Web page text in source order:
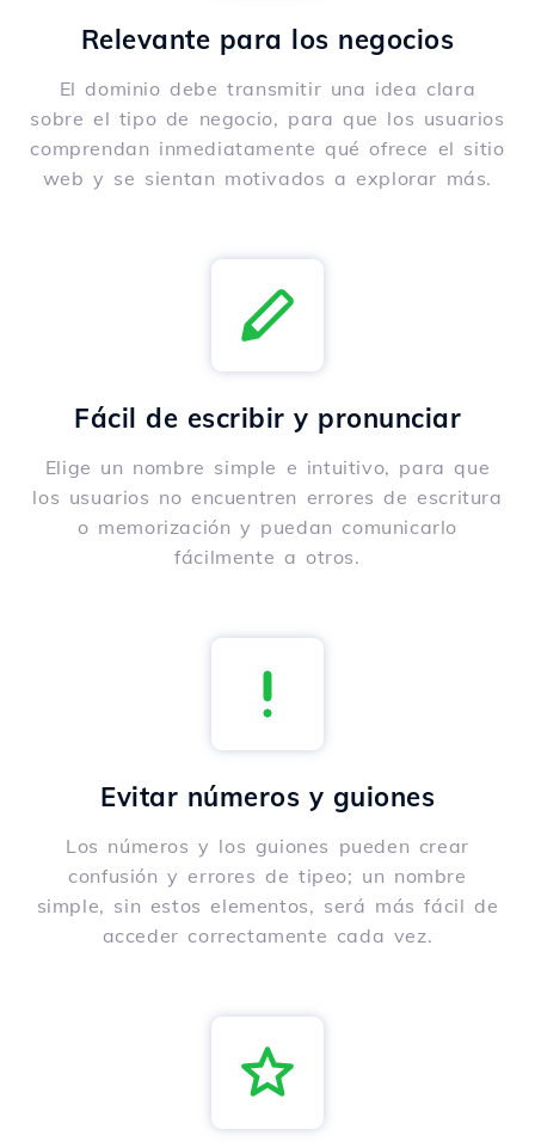
Relevante para los negocios
El dominio debe transmitir una idea clara
sobre el tipo de negocio, para que los usuarios
comprendan inmediatamente qué ofrece el sitio
web y se sientan motivados a explorar más.
Fácil de escribir y pronunciar
Elige un nombre simple e intuitivo, para que
los usuarios no encuentren errores de escritura
o memorización y puedan comunicarlo
fácilmente a otros.
Evitar números y guiones
Los números y los guiones pueden crear
confusión y errores de tipeo; un nombre
simple, sin estos elementos, será más fácil de
acceder correctamente cada vez.